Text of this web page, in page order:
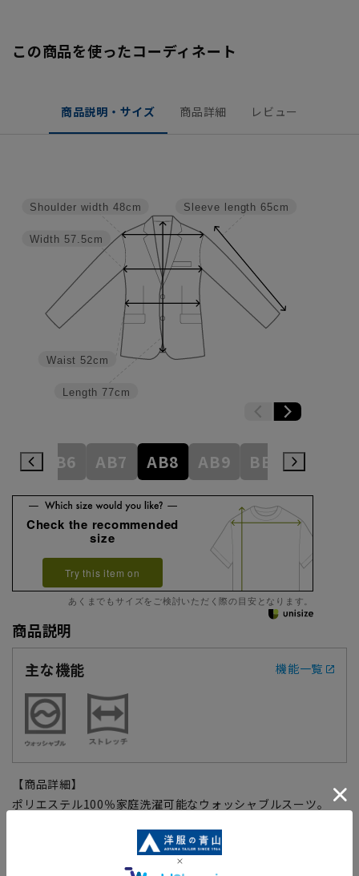
この商品を使ったコーディネート
商品説明・サイズ 商品詳細 レビュー
Sleeve length 65cm
Length 77cm
Waist 52cm
Width 57.5cm
Shoulder width 48cm
AB6 AB7 AB8 AB9 BE3 BE4
Check the recommended
size
Try this item on
あくまでもサイズをご検討いただく際の目安となります。
商品説明
主な機能
機能一覧
【商品詳細】
ポリエステル100％家庭洗濯可能なウォッシャブルスーツ。
タイルをサポートします。
スラックスもスマートなワンタック仕様、スッキリ感を損なわ